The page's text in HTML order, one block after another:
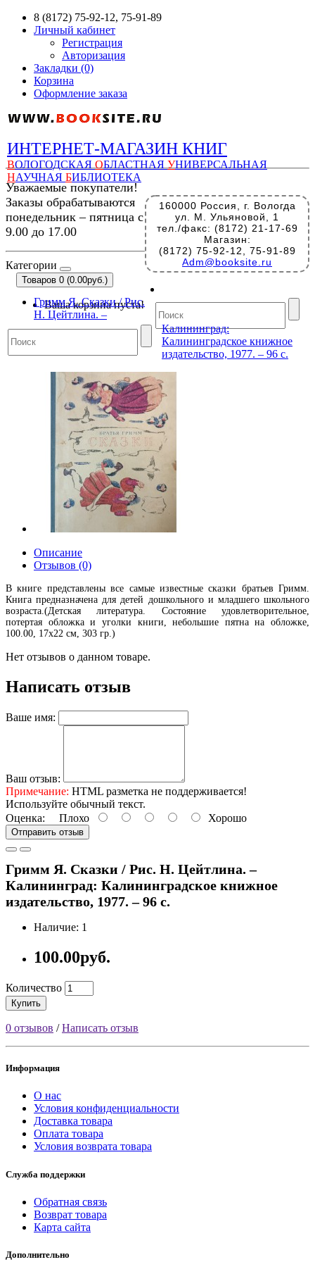
8 (8172) 75-92-12, 75-91-89
Личный кабинет
Регистрация
Авторизация
Закладки (0)
Корзина
Оформление заказа
ИНТЕРНЕТ-МАГАЗИН КНИГ
ВОЛОГОДСКАЯ ОБЛАСТНАЯ УНИВЕРСАЛЬНАЯ
НАУЧНАЯ БИБЛИОТЕКА
160000 Россия, г. Вологда
ул. М. Ульяновой, 1
тел./факс: (8172) 21-17-69
Магазин:
(8172) 75-92-12, 75-91-89
Adm@booksite.ru
Уважаемые покупатели!
Заказы обрабатываются
понедельник – пятница с
9.00 до 17.00
Категории
Товаров 0 (0.00руб.)
Ваша корзина пуста!
Гримм Я. Сказки / Рис.
Н. Цейтлина. –
Калининград:
Калининградское книжное
издательство, 1977. – 96 с.
Описание
Отзывов (0)
В книге представлены все самые известные сказки братьев Гримм.
Книга предназначена для детей дошкольного и младшего школьного
возраста.(Детская литература. Состояние удовлетворительное,
потертая обложка и уголки книги, небольшие пятна на обложке,
100.00, 17х22 см, 303 гр.)
Нет отзывов о данном товаре.
Написать отзыв
Ваше имя:
Ваш отзыв:
Примечание: HTML разметка не поддерживается!
Используйте обычный текст.
Оценка: Плохо Хорошо
Отправить отзыв
Гримм Я. Сказки / Рис. Н. Цейтлина. –
Калининград: Калининградское книжное
издательство, 1977. – 96 с.
Наличие: 1
100.00руб.
Количество
Купить
0 отзывов /Написать отзыв
Информация
О нас
Условия конфиденциальности
Доставка товара
Оплата товара
Условия возврата товара
Служба поддержки
Обратная связь
Возврат товара
Карта сайта
Дополнительно